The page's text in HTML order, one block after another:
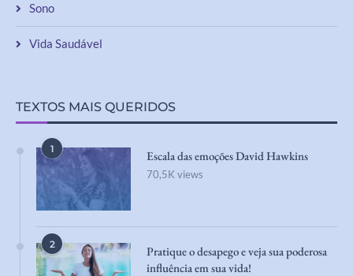
Sono
Vida Saudável
TEXTOS MAIS QUERIDOS
1 Escala das emoções David Hawkins
70,5K views
2
Pratique o desapego e veja sua poderosa
influência em sua vida!